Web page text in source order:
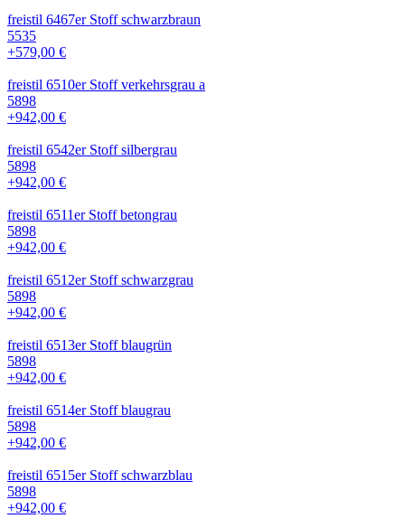
freistil 6467er Stoff schwarzbraun
5535
+579,00 €
freistil 6510er Stoff verkehrsgrau a
5898
+942,00 €
freistil 6542er Stoff silbergrau
5898
+942,00 €
freistil 6511er Stoff betongrau
5898
+942,00 €
freistil 6512er Stoff schwarzgrau
5898
+942,00 €
freistil 6513er Stoff blaugrün
5898
+942,00 €
freistil 6514er Stoff blaugrau
5898
+942,00 €
freistil 6515er Stoff schwarzblau
5898
+942,00 €